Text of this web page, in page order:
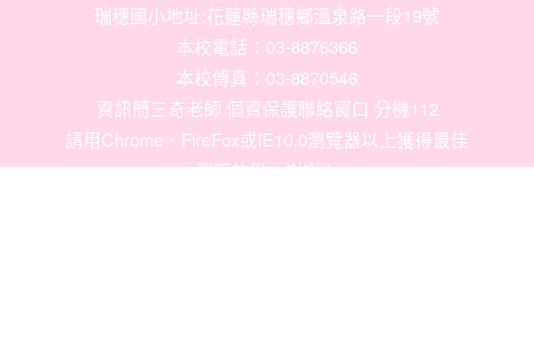
瑞穗國小地址:花蓮縣瑞穗鄉溫泉路一段19號
本校電話：03-8876366
本校傳真：03-8870546
資訊簡三奇老師 個資保護聯絡窗口 分機112
請用Chrome 、 FireFox或IE10.0瀏覽器以上獲得最佳
瀏覽效果，謝謝！